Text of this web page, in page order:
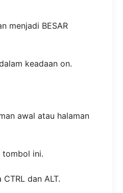
menjadi BESAR
keadaan on.
awal atau halaman
tombol ini.
dan ALT.